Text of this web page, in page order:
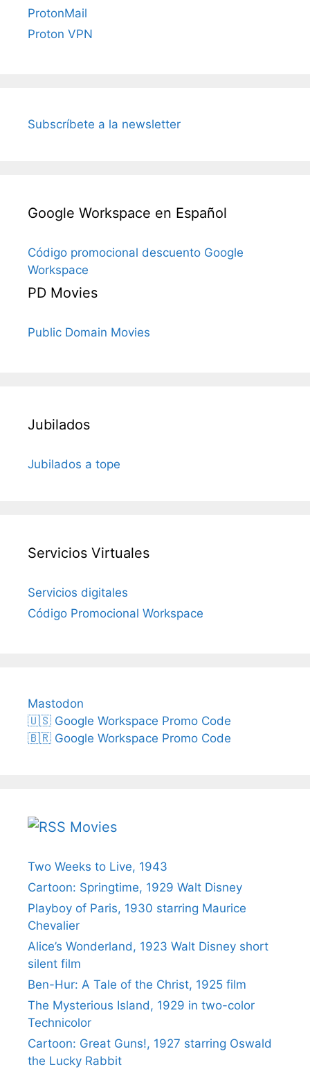
ProtonMail
Proton VPN
Subscríbete a la newsletter
Google Workspace en Español
Código promocional descuento Google
Workspace
PD Movies
Public Domain Movies
Jubilados
Jubilados a tope
Servicios Virtuales
Servicios digitales
Código Promocional Workspace
Mastodon
🇺🇸 Google Workspace Promo Code
🇧🇷 Google Workspace Promo Code
Movies
Two Weeks to Live, 1943
Cartoon: Springtime, 1929 Walt Disney
Playboy of Paris, 1930 starring Maurice
Chevalier
Alice’s Wonderland, 1923 Walt Disney short
silent film
Ben-Hur: A Tale of the Christ, 1925 film
The Mysterious Island, 1929 in two-color
Technicolor
Cartoon: Great Guns!, 1927 starring Oswald
the Lucky Rabbit